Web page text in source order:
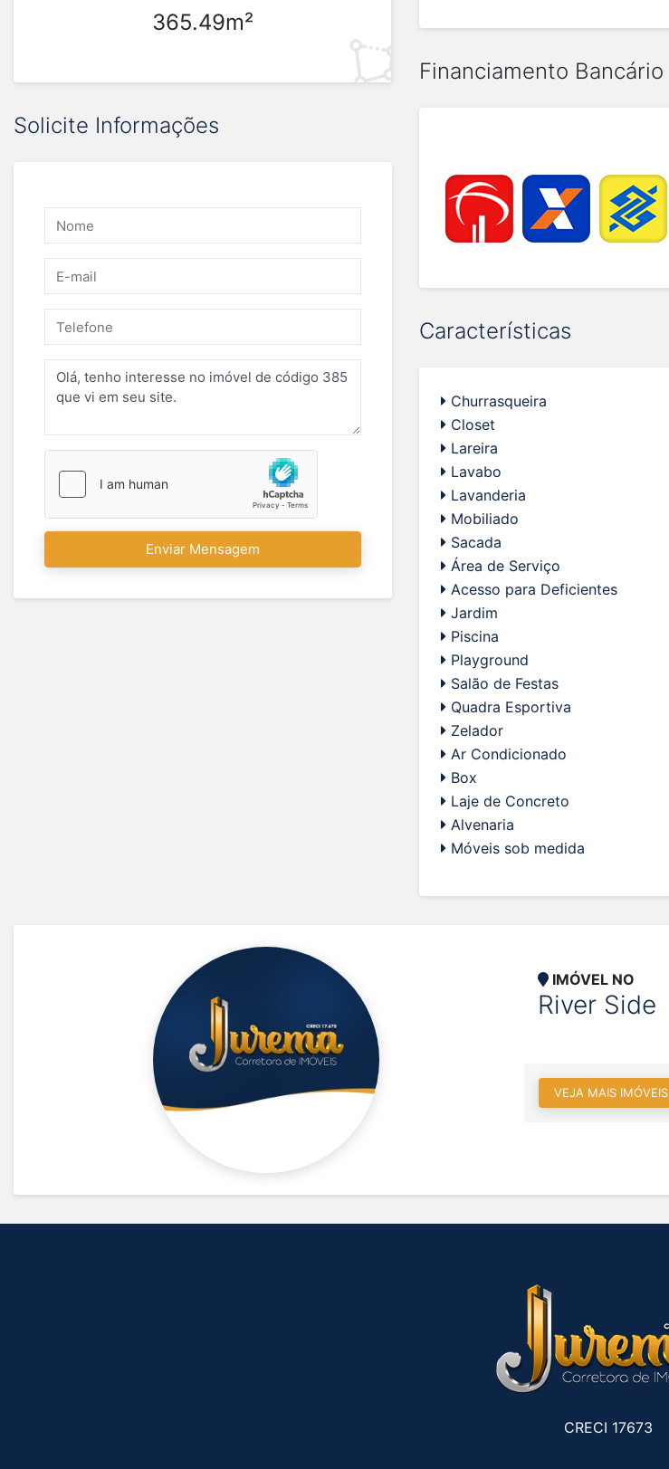
365.49m²
Solicite Informações
Enviar Mensagem
Financiamento Bancário
Características
Churrasqueira
Closet
Lareira
Lavabo
Lavanderia
Mobiliado
Sacada
Área de Serviço
Acesso para Deficientes
Jardim
Piscina
Playground
Salão de Festas
Quadra Esportiva
Zelador
Ar Condicionado
Box
Laje de Concreto
Alvenaria
Móveis sob medida
IMÓVEL NO
River Side
VEJA MAIS IMÓVEIS
CRECI 17673